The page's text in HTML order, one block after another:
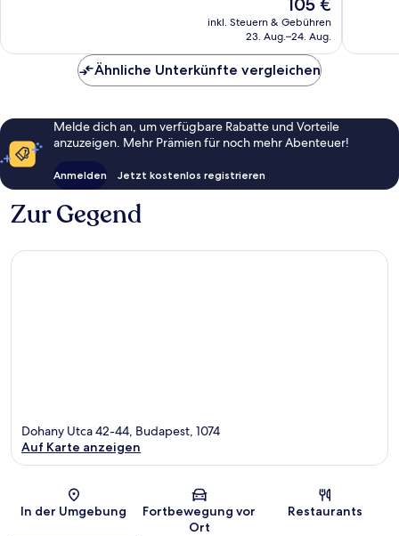
Preis
beträgt
105 €
inkl. Steuern & Gebühren
23. Aug.–24. Aug.
Ähnliche Unterkünfte vergleichen
Melde dich an, um verfügbare Rabatte und Vorteile
anzuzeigen. Mehr Prämien für noch mehr Abenteuer!
Anmelden Jetzt kostenlos registrieren
Zur Gegend
Karte
Dohany Utca 42-44, Budapest, 1074
Auf Karte anzeigen
In der Umgebung
Fortbewegung vor
Ort
Restaurants